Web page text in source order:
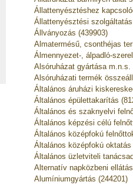
Állattenyésztéshez
Állattenyésztési
Állványozás (439903)
Almatermésű, csonthéjas
Álmennyezet-, álpadló-
Alsóruházat gyártása m.n.s.
Alsóruházati termék
Általános áruházi
Általános épülettakarítás
Általános és szaknyelvi
Általános képzési célú
Általános középfokú
Általános középfokú
Általános üzletviteli
Alternatív napközbeni
Alumíniumgyártás (244201)